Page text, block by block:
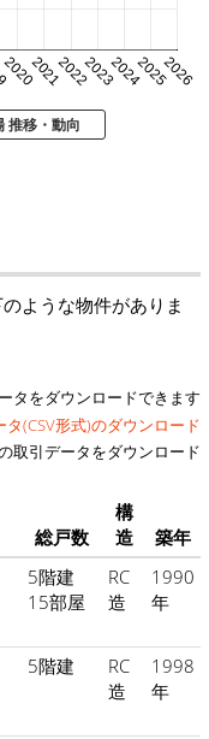
2020202120222023202420252026
推移・動向
ような物件がありま
タをダウンロードできます
タ(CSV形式)のダウンロード
取引データをダウンロード
総戸数
構
造
築年
5階建
15部屋
RC
造
1990
年
5階建
RC
造
1998
年